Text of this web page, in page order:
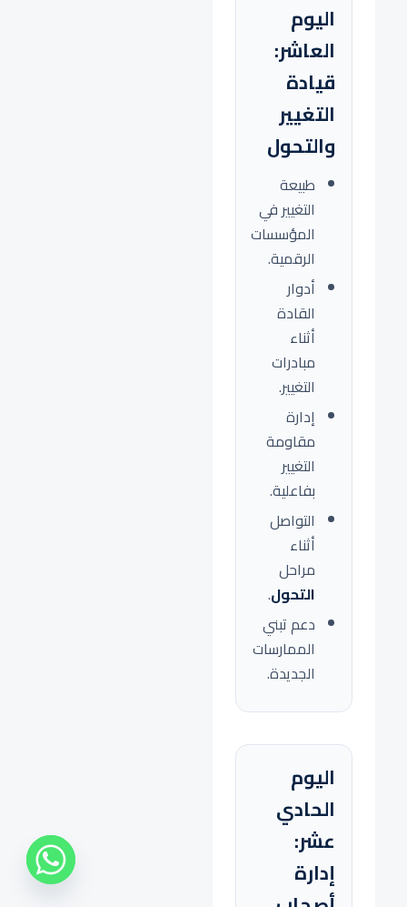
اليوم
العاشر:
قيادة
التغيير
والتحول
طبيعة
التغيير في
المؤسسات
الرقمية.
أدوار
القادة
أثناء
مبادرات
التغيير.
إدارة
مقاومة
التغيير
بفاعلية.
التواصل
أثناء
مراحل
التحول.
دعم تبني
الممارسات
الجديدة.
اليوم
الحادي
عشر:
إدارة